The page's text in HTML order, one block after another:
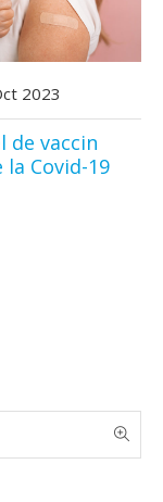
2023
de vaccin
Covid-19